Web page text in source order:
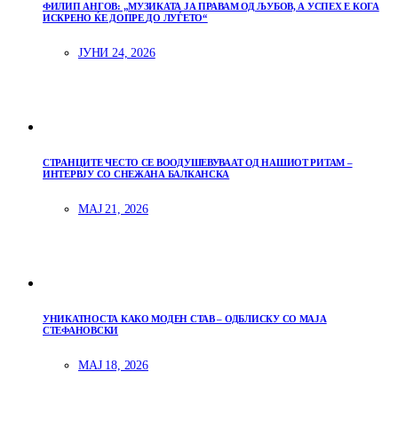
ФИЛИП АНГОВ: „МУЗИКАТА ЈА ПРАВАМ ОД ЉУБОВ, А УСПЕХ Е КОГА
ИСКРЕНО ЌЕ ДОПРЕ ДО ЛУЃЕТО“
ЈУНИ 24, 2026
СТРАНЦИТЕ ЧЕСТО СЕ ВООДУШЕВУВААТ ОД НАШИОТ РИТАМ –
ИНТЕРВЈУ СО СНЕЖАНА БАЛКАНСКА
МАЈ 21, 2026
УНИКАТНОСТА КАКО МОДЕН СТАВ – ОДБЛИСКУ СО МАЈА
СТЕФАНОВСКИ
МАЈ 18, 2026